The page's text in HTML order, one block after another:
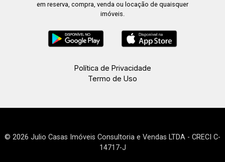
em reserva, compra, venda ou locação de quaisquer
imóveis.
Política de Privacidade
Termo de Uso
© 2026 Julio Casas Imóveis Consultoria e Vendas LTDA - CRECI C-
14717-J